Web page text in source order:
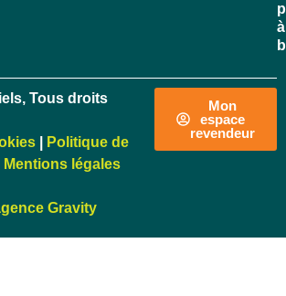
à
Tous droits
Politique de
Mentions légales
Gravity
Mon
espace
revendeur